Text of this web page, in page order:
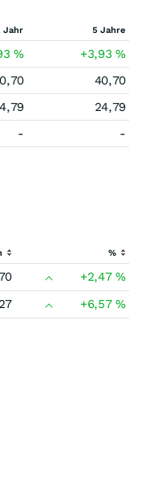
Jahr 5 Jahre
% +3,93%
40,70
24,79
- -
%
+2,47%
+6,57%